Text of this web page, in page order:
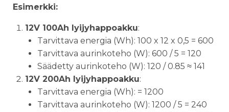
Esimerkki:
12V 100Ah lyijyhappoakku:
Tarvittava energia (Wh): 100 x 12 x 0,5 = 600
Tarvittava aurinkoteho (W): 600 / 5 = 120
Säädetty aurinkoteho (W): 120 / 0.85 ≈ 141
12V 200Ah lyijyhappoakku:
Tarvittava energia (Wh): = 1200
Tarvittava aurinkoteho (W): 1200 / 5 = 240